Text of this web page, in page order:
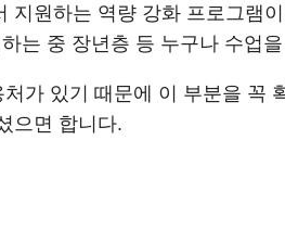
지원하는 역량 강화 프로그램
는 중 장년층 등 누구나 수업
가 있기 때문에 이 부분을 꼭
으면 합니다.